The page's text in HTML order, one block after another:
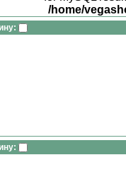
/home/